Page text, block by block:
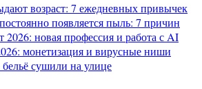
возраст: 7 ежедневных привычек
появляется пыль: 7 причин
2026: новая профессия и работа с AI
монетизация и вирусные ниши
сушили на улице